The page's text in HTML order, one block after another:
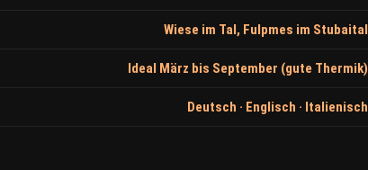
Wiese im Tal, Fulpmes im Stubaital
Ideal März bis September (gute Thermik)
Deutsch · Englisch · Italienisch